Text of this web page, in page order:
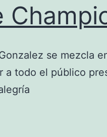
se mezcla
a todo el público